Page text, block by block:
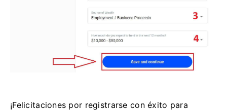
¡Felicitaciones por registrarse con éxito para